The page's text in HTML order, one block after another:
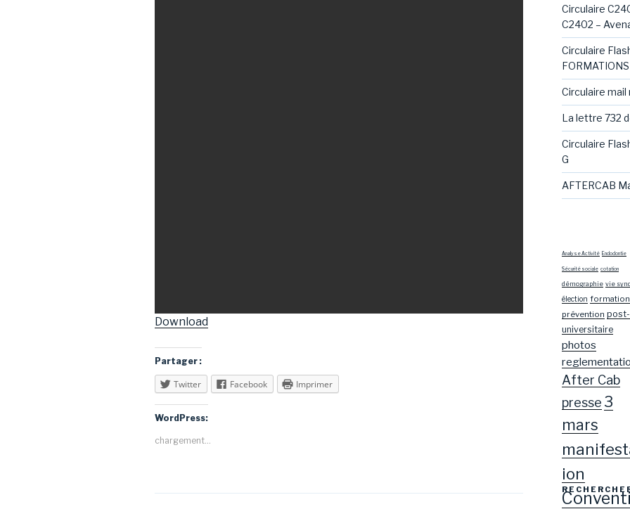
Download
Partager :
Twitter Facebook Imprimer
WordPress:
chargement…
Circulaire
C2402 –
Circulaire
Circulaire mail
La lettre 732
Circulaire
G
AFTERCAB
Analyse Activité Endodontie
Sécurité sociale cotation
démographie vie
élection formation
prévention post-
universitaire
photos
After Cab
presse 3
mars
ion